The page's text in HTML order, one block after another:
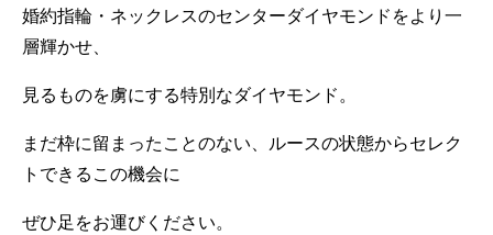
婚約指輪・ネックレスのセンターダイヤモンドをより一
層輝かせ、
見るものを虜にする特別なダイヤモンド。
まだ枠に留まったことのない、ルースの状態からセレク
トできるこの機会に
ぜひ足をお運びください。